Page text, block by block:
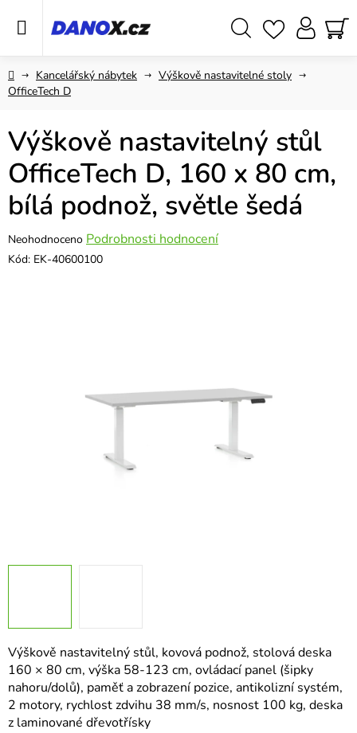
DomůKancelářský nábytek
Výškově nastavitelné stoly
OfficeTech D
Výškově nastavitelný stůl, kovová podnož, stolová deska
160 × 80 cm, výška 58-123 cm, ovládací panel (šipky
nahoru/dolů), paměť a zobrazení pozice, antikolizní systém,
2 motory, rychlost zdvihu 38 mm/s, nosnost 100 kg, deska
z laminované dřevotřísky
Výškově nastavitelný stůl
OfficeTech D, 160 x 80 cm,
bílá podnož, světle šedá
Průměrné
hodnocení
Neohodnoceno Podrobnosti hodnocení
Kód: EK-40600100